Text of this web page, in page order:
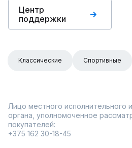
Центр
поддержки
Классические Спортивные
Лицо местного исполнительного
органа, уполномоченное
покупателей:
+375 162 30-18-45